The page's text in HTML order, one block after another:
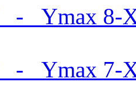
- Ymax 8-
- Ymax 7-